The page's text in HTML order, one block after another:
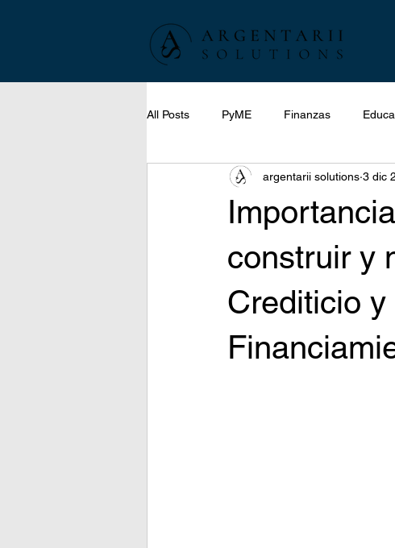
All Posts PyME Finanzas
construir y
Crediticio
argentarii solutions 3 dic